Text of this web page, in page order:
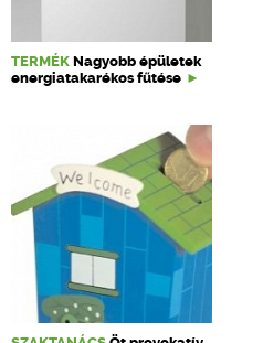
TERMÉK Nagyobb épületek
energiatakarékos fűtése